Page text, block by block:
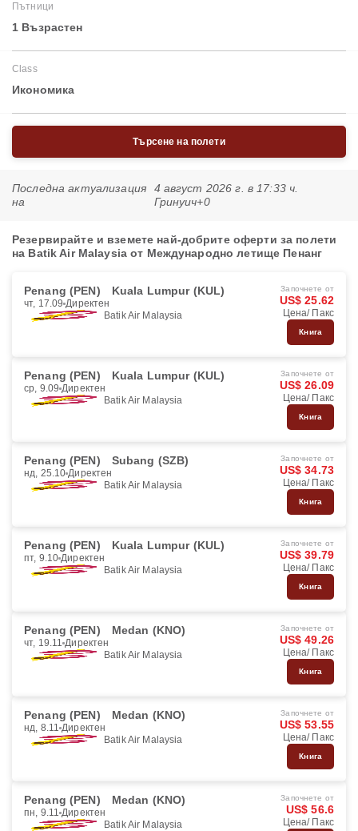
Пътници
1 Възрастен
Class
Икономика
Търсене на полети
Последна актуализация
на
4 август 2026 г. в 17:33 ч.
Гринуич+0
Резервирайте и вземете най-добрите оферти за полети
на Batik Air Malaysia от Международно летище Пенанг
Penang (PEN) Kuala Lumpur (KUL)
чт, 17.09 Директен
Batik Air Malaysia
Започнете от
US$ 25.62
Цена/ Пакс
Книга
Penang (PEN) Kuala Lumpur (KUL)
ср, 9.09 Директен
Batik Air Malaysia
Започнете от
US$ 26.09
Цена/ Пакс
Книга
Penang (PEN) Subang (SZB)
нд, 25.10 Директен
Batik Air Malaysia
Започнете от
US$ 34.73
Цена/ Пакс
Книга
Penang (PEN) Kuala Lumpur (KUL)
пт, 9.10 Директен
Batik Air Malaysia
Започнете от
US$ 39.79
Цена/ Пакс
Книга
Penang (PEN) Medan (KNO)
чт, 19.11 Директен
Batik Air Malaysia
Започнете от
US$ 49.26
Цена/ Пакс
Книга
Penang (PEN) Medan (KNO)
нд, 8.11 Директен
Batik Air Malaysia
Започнете от
US$ 53.55
Цена/ Пакс
Книга
Penang (PEN) Medan (KNO)
пн, 9.11 Директен
Batik Air Malaysia
Започнете от
US$ 56.6
Цена/ Пакс